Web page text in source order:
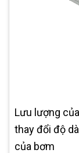
Lưu lượng
thay đổi độ
của bơm